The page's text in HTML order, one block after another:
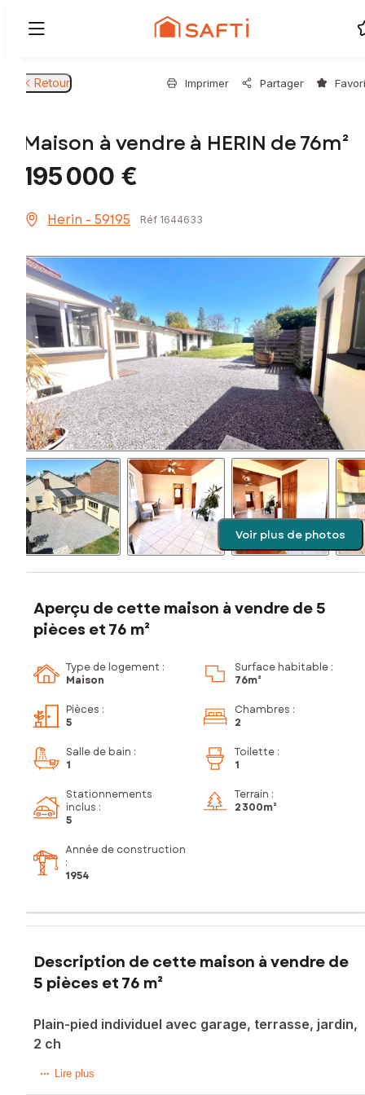
Retour Imprimer Partager
Maison à vendre à HERIN de 76m²
195 000 €
Herin - 59195 Réf 1644633
Voir plus de photos
Aperçu de cette maison à vendre de 5
pièces et 76 m²
Type de logement :
Maison
Surface habitable :
76m²
Pièces :
5
Chambres :
2
Salle de bain :
1
Toilette :
1
Stationnements
inclus :
5
Terrain :
2 300m²
Année de construction
:
1954
Description de cette maison à vendre de
5 pièces et 76 m²
Plain-pied individuel avec garage, terrasse, jardin,
2 ch
L'alliance parfaite du calme et du confort : une vue
Lire plus